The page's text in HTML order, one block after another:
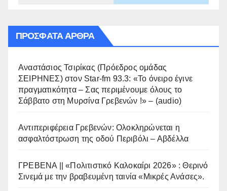
ΠΡΌΣΦΑΤΑ ΆΡΘΡΑ
Αναστάσιος Τσιρίκας (Πρόεδρος ομάδας
ΣΕΙΡΗΝΕΣ) στον Star-fm 93.3: «Το όνειρο έγινε
πραγματικότητα – Σας περιμένουμε όλους το
Σάββατο στη Μυρσίνα Γρεβενών !» – (audio)
Αντιπεριφέρεια Γρεβενών: Ολοκληρώνεται η
ασφαλτόστρωση της οδού Περιβόλι – Αβδέλλα
ΓΡΕΒΕΝΑ || «Πολιτιστικό Καλοκαίρι 2026» : Θερινό
Σινεμά με την βραβευμένη ταινία «Μικρές Ανάσες».